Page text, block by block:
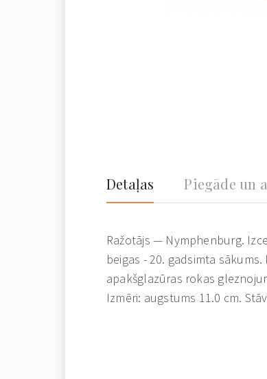
Detaļas Piegāde un
Ražotājs — Nymphenburg.
beigas - 20. gadsimta
apakšglazūras rokas
Izmēri: augstums 11.0 cm.